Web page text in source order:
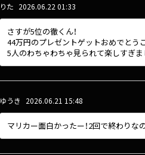
りた 2026.06.22 01:33
さすが5位の徹くん！
44万円のプレゼントゲットおめでとう
5人のわちゃわちゃ見られて楽しすぎ
ゆうき 2026.06.21 15:48
マリカー面白かったー！2回で終わりな